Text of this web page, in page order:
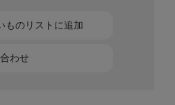
わせ
ものリストに追加